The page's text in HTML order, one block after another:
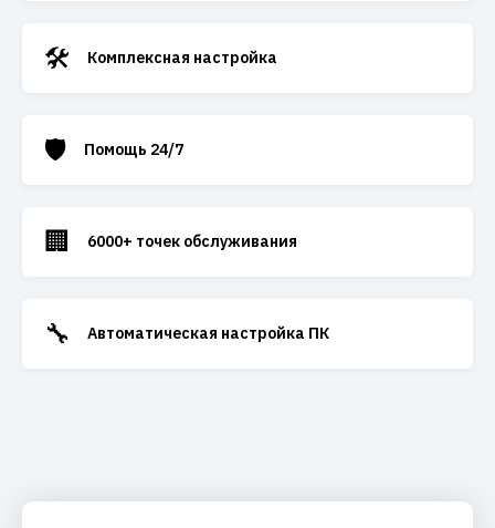
🛠️ Комплексная настройка
🛡️ Помощь 24/7
🏢 6000+ точек обслуживания
🔧 Автоматическая настройка ПК